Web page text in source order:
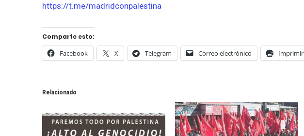
https://t.me/madridconpalestina
Comparte esto:
Facebook X Telegram Correo electrónico Imprimir
Relacionado